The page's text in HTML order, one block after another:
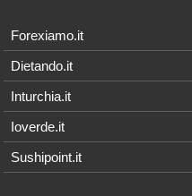
Forexiamo.it
Dietando.it
Inturchia.it
Ioverde.it
Sushipoint.it